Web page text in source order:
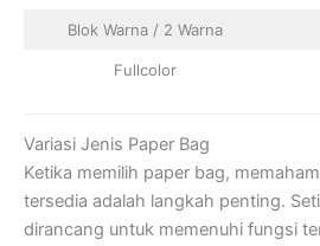
Blok Warna / 2 Warna
Fullcolor
Variasi Jenis Paper Bag
Ketika memilih paper bag,
tersedia adalah langkah penting.
dirancang untuk memenuhi fungsi